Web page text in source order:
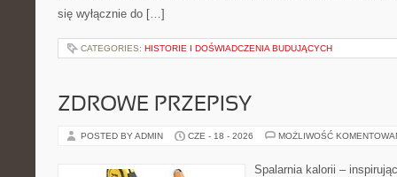
się wyłącznie do […]
CATEGORIES: HISTORIE I DOŚWIADCZENIA BUDUJĄCYCH
ZDROWE PRZEPISY
POSTED BY ADMIN CZE - 18 - 2026 MOŻLIWOŚĆ
Spalarnia kalorii –